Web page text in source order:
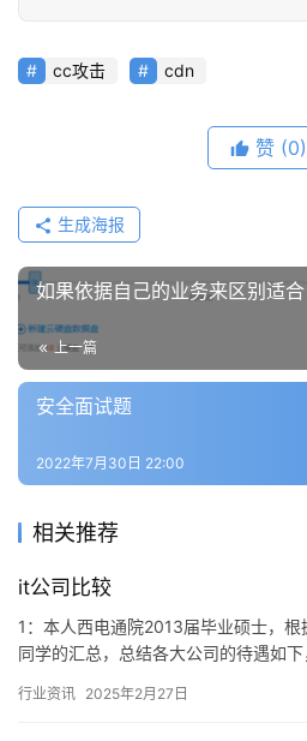
cc攻击 cdn
赞 (0)
生成海报
如果依据自己的业务来区别适
上一篇
安全面试题
2022年7月30日 22:00
相关推荐
it公司比较
1：本人西电通院2013届毕业硕士，
同学的汇总，总结各大公司的待遇如
了…
行业资讯 2025年2月27日